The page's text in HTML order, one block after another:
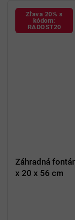
Zľava 20% s
kódom:
RADOST20
Záhradná
x 20 x 56 cm